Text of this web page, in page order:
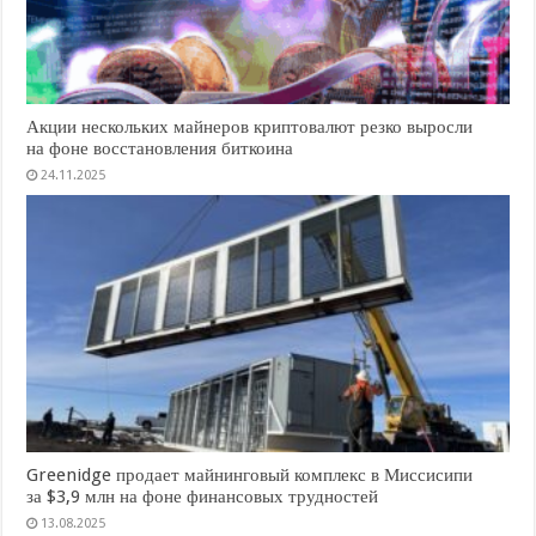
Акции нескольких майнеров криптовалют резко выросли
на фоне восстановления биткоина
24.11.2025
Greenidge продает майнинговый комплекс в Миссисипи
за $3,9 млн на фоне финансовых трудностей
13.08.2025